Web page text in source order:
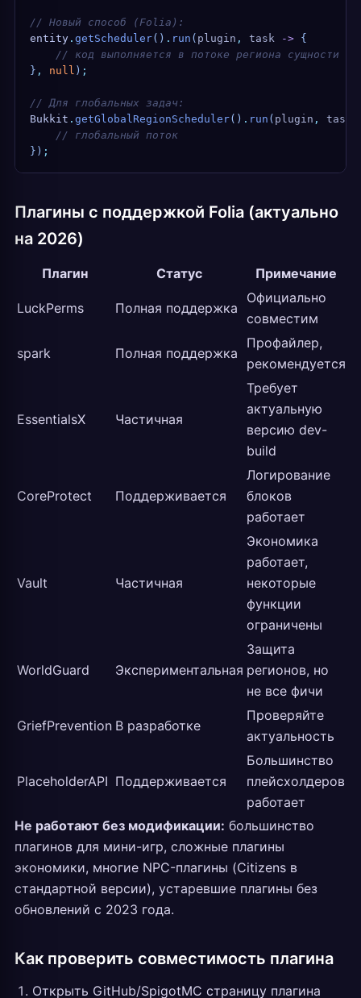
// Новый способ (Folia):
entity . getScheduler() . run ( plugin , task -> {
    // код выполняется в потоке региона сущности
} , null ) ;
// Для глобальных задач:
Bukkit . getGlobalRegionScheduler() . run ( plugin , task
    // глобальный поток
}) ;
Плагины с поддержкой Folia (актуально
на 2026)
Плагин Статус Примечание
LuckPerms Полная поддержка
Официально
совместим
spark Полная поддержка
Профайлер,
рекомендуется
EssentialsX Частичная
Требует
актуальную
версию dev-
build
CoreProtect Поддерживается
Логирование
блоков
работает
Vault Частичная
Экономика
работает,
некоторые
функции
ограничены
WorldGuard Экспериментальная
Защита
регионов, но
не все фичи
GriefPrevention В разработке
Проверяйте
актуальность
PlaceholderAPI Поддерживается
Большинство
плейсхолдеров
работает
Не работают без модификации: большинство
плагинов для мини-игр, сложные плагины
экономики, многие NPC-плагины (Citizens в
стандартной версии), устаревшие плагины без
обновлений с 2023 года.
Как проверить совместимость плагина
Открыть GitHub/SpigotMC страницу плагина